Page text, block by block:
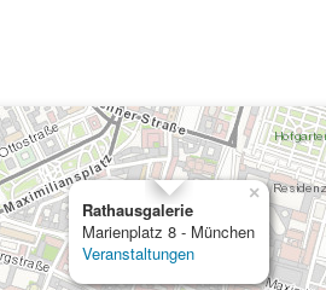
Rathausgalerie
Marienplatz 8 - München
Veranstaltungen
×